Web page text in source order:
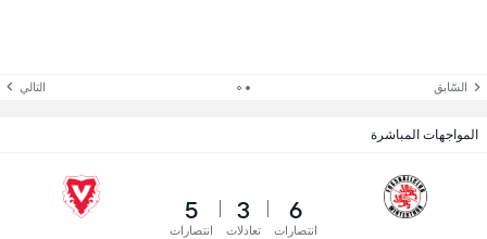
السّابق التالي
المواجهات المباشرة
6
انتصارات
3
تعادلات
5
انتصارات